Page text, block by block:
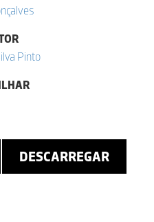
Pinto
DESCARREGAR